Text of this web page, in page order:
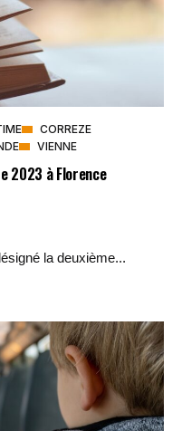
CORREZE
VIENNE
2023 à Florence
la deuxième...